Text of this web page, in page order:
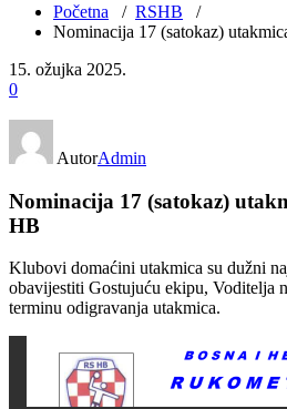
Početna / RSHB /
Nominacija 17 (satokaz)
15. ožujka 2025.
0
AutorAdmin
Nominacija 17 (satokaz)
HB
Klubovi domaćini utakmica su dužni
obavijestiti Gostujuću ekipu, Voditelja
terminu odigravanja utakmica.